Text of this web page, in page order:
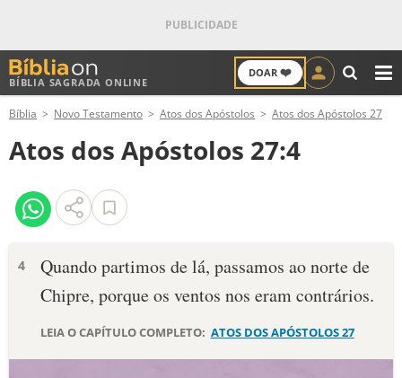
BÍBLIA SAGRADA ONLINE
DOAR ❤️
ANTIGO TESTAMENTO
NOVO TESTAMENTO
VERSÍCULOS
PALAVRA DO DIA
Bíblia Novo Testamento Atos dos Apóstolos Atos dos Apóstolos 27
Atos dos Apóstolos 27:4
4
Quando partimos de lá, passamos ao norte de
Chipre, porque os ventos nos eram contrários.
LEIA O CAPÍTULO COMPLETO: ATOS DOS APÓSTOLOS 27